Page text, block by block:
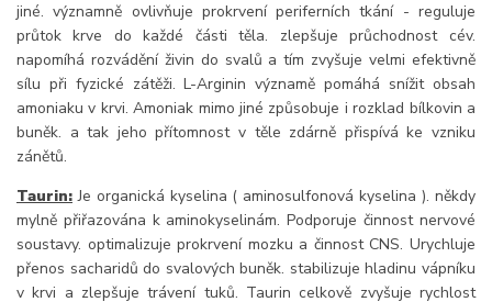
jiné. významně ovlivňuje prokrvení periferních tkání - reguluje
průtok krve do každé části těla. zlepšuje průchodnost cév.
napomíhá rozvádění živin do svalů a tím zvyšuje velmi efektivně
sílu při fyzické zátěži. L-Arginin významě pomáhá snížit obsah
amoniaku v krvi. Amoniak mimo jiné způsobuje i rozklad bílkovin a
buněk. a tak jeho přítomnost v těle zdárně přispívá ke vzniku
zánětů.
Taurin: Je organická kyselina ( aminosulfonová kyselina ). někdy
mylně přiřazována k aminokyselinám. Podporuje činnost nervové
soustavy. optimalizuje prokrvení mozku a činnost CNS. Urychluje
přenos sacharidů do svalových buněk. stabilizuje hladinu vápníku
v krvi a zlepšuje trávení tuků. Taurin celkově zvyšuje rychlost